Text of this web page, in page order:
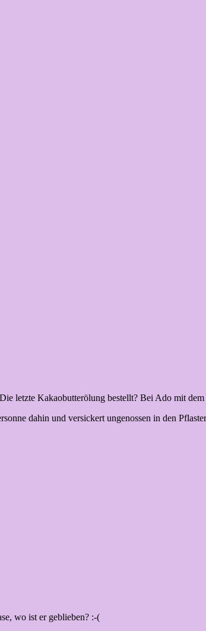
letzte Kakaobutterölung bestellt? Bei Ado mit
dahin und versickert ungenossen in den
wo ist er geblieben? :-(